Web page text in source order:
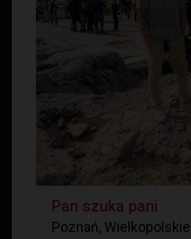
Pan szuka pani
Poznań, Wielkopolskie